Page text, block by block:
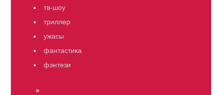
тв-шоу
триллер
ужасы
фантастика
фэнтези
≡